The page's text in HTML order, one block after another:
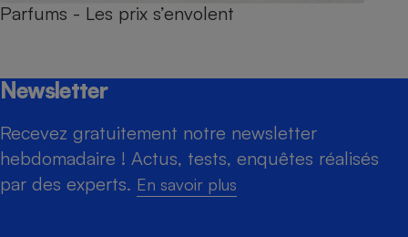
Parfums - Les prix s’envolent
Newsletter
Recevez gratuitement notre newsletter
hebdomadaire ! Actus, tests, enquêtes réalisés
par des experts. En savoir plus